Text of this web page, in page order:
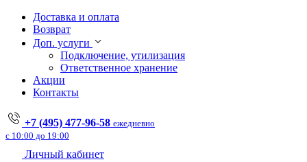
Доставка и оплата
Возврат
Доп. услуги
Подключение, утилизация
Ответственное хранение
Акции
Контакты
+7 (495) 477-96-58 ежедневно
с 10:00 до 19:00
Личный кабинет